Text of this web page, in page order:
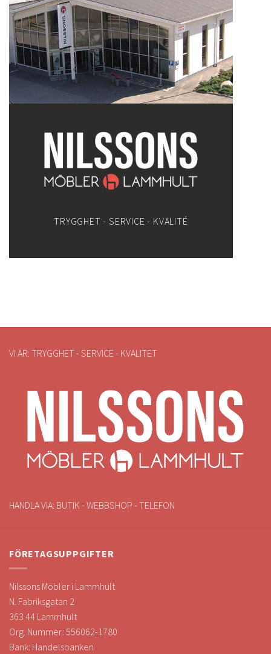
TRYGGHET - SERVICE - KVALITÉ
VI ÄR: TRYGGHET - SERVICE - KVALITET
HANDLA VIA: BUTIK - WEBBSHOP - TELEFON
FÖRETAGSUPPGIFTER
Nilssons Möbler i Lammhult
N. Fabriksgatan 2
363 44 Lammhult
Org. Nummer: 556062-1780
Bank: Handelsbanken